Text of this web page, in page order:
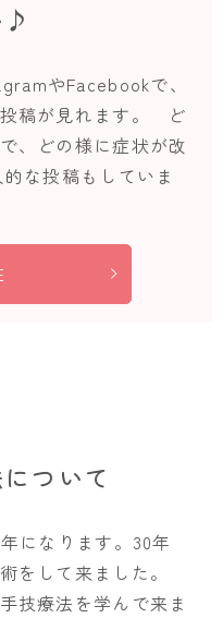
♪
やFacebookで、
稿が見れます。 ど
、どの様に症状が改
な投稿もしていま
ついて
になります。30年
をして来ました。
技療法を学んで来ま